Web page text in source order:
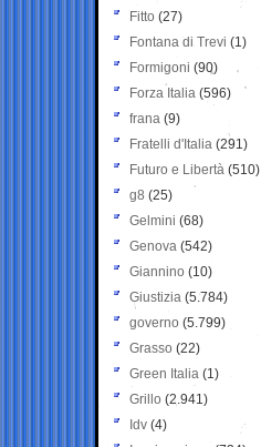
Fitto (27)
Fontana di Trevi (1)
Formigoni (90)
Forza Italia (596)
frana (9)
Fratelli d'Italia (291)
Futuro e Libertà (510)
g8 (25)
Gelmini (68)
Genova (542)
Giannino (10)
Giustizia (5.784)
governo (5.799)
Grasso (22)
Green Italia (1)
Grillo (2.941)
Idv (4)